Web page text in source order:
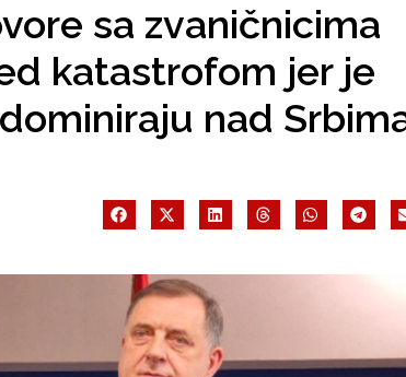
sa zvaničnicima
katastrofom jer je
nad